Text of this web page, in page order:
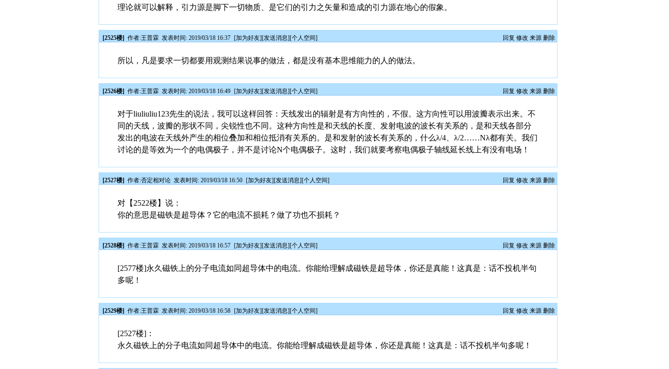
理论就可以解释，引力源是脚下一切物质、是它们的引力之矢量和造成的引力源在地心的假象。
[2525楼] 作者:王普霖 发表时间: 2019/03/18 16:37 [加为好友][发送消息][个人空间] 回复 修改 来源 删除
所以，凡是要求一切都要用观测结果说事的做法，都是没有基本思维能力的人的做法。
[2526楼] 作者:王普霖 发表时间: 2019/03/18 16:49 [加为好友][发送消息][个人空间] 回复 修改 来源 删除
对于liuliuliu123先生的说法，我可以这样回答：天线发出的辐射是有方向性的，不假。这方向性可以用波瓣表示出来。不
同的天线，波瓣的形状不同，尖锐性也不同。这种方向性是和天线的长度、发射电波的波长有关系的，是和天线各部分
发出的电波在天线外产生的相位叠加和相位抵消有关系的。是和发射的波长有关系的，什么λ/4、λ/2……Nλ都有关。我们
讨论的是等效为一个的电偶极子，并不是讨论N个电偶极子。这时，我们就要考察电偶极子轴线延长线上有没有电场！
[2527楼] 作者:否定相对论 发表时间: 2019/03/18 16:50 [加为好友][发送消息][个人空间] 回复 修改 来源 删除
对【2522楼】说：
你的意思是磁铁是超导体？它的电流不损耗？做了功也不损耗？
[2528楼] 作者:王普霖 发表时间: 2019/03/18 16:57 [加为好友][发送消息][个人空间] 回复 修改 来源 删除
[2577楼]永久磁铁上的分子电流如同超导体中的电流。你能给理解成磁铁是超导体，你还是真能！这真是：话不投机半句
多呢！
[2529楼] 作者:王普霖 发表时间: 2019/03/18 16:58 [加为好友][发送消息][个人空间] 回复 修改 来源 删除
[2527楼]：
永久磁铁上的分子电流如同超导体中的电流。你能给理解成磁铁是超导体，你还是真能！这真是：话不投机半句多呢！